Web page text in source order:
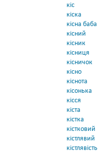
кіс
кіска
кісна баба
кісний
кісник
кісниця
кісничок
кісно
кіснота
кісонька
кісся
кіста
кістка
кістковий
кістлявий
кістлявість